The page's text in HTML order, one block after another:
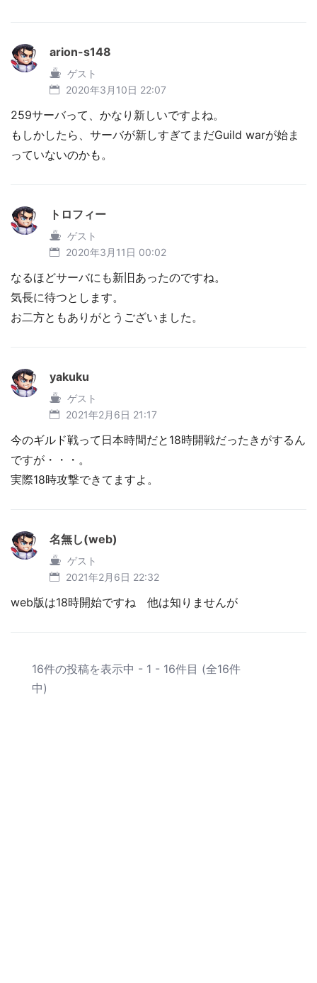
arion-s148
ゲスト
2020年3月10日 22:07
259サーバって、かなり新しいですよね。
もしかしたら、サーバが新しすぎてまだGuild warが始ま
っていないのかも。
トロフィー
ゲスト
2020年3月11日 00:02
なるほどサーバにも新旧あったのですね。
気長に待つとします。
お二方ともありがとうございました。
yakuku
ゲスト
2021年2月6日 21:17
今のギルド戦って日本時間だと18時開戦だったきがするん
ですが・・・。
実際18時攻撃できてますよ。
名無し(web)
ゲスト
2021年2月6日 22:32
web版は18時開始ですね 他は知りませんが
16件の投稿を表示中 - 1 - 16件目 (全16件
中)